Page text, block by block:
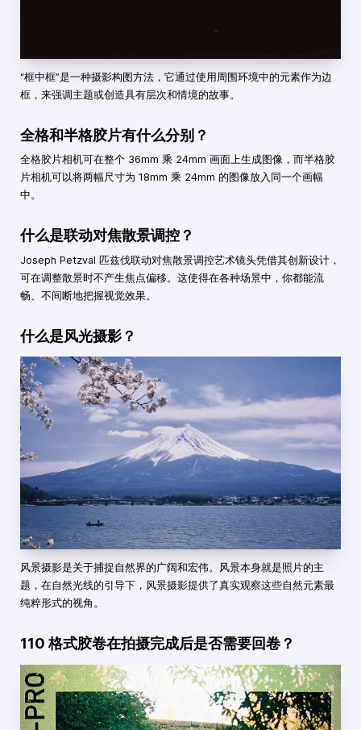
“框中框”是一种摄影构图方法，它通过使用周围环境中的元素作为边
框，来强调主题或创造具有层次和情境的故事。
全格和半格胶片有什么分别？
全格胶片相机可在整个 36mm 乘 24mm 画面上生成图像，而半格胶
片相机可以将两幅尺寸为 18mm 乘 24mm 的图像放入同一个画幅
中。
什么是联动对焦散景调控？
Joseph Petzval 匹兹伐联动对焦散景调控艺术镜头凭借其创新设计，
可在调整散景时不产生焦点偏移。这使得在各种场景中，你都能流
畅、不间断地把握视觉效果。
什么是风光摄影？
风景摄影是关于捕捉自然界的广阔和宏伟。风景本身就是照片的主
题，在自然光线的引导下，风景摄影提供了真实观察这些自然元素最
纯粹形式的视角。
110 格式胶卷在拍摄完成后是否需要回卷？